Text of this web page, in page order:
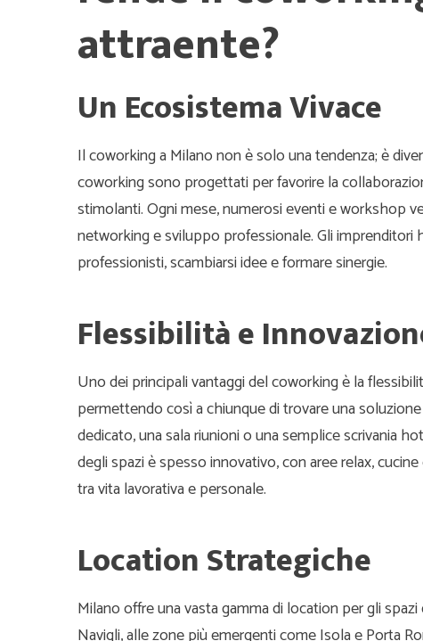
attraente?
Un Ecosistema Vivace
Il coworking a Milano non è solo una tendenza; è
coworking sono progettati per favorire la
stimolanti. Ogni mese, numerosi eventi e workshop
networking e sviluppo professionale. Gli
professionisti, scambiarsi idee e formare sinergie.
Flessibilità e
Uno dei principali vantaggi del coworking è la
permettendo così a chiunque di trovare una
dedicato, una sala riunioni o una semplice scrivania
degli spazi è spesso innovativo, con aree relax,
tra vita lavorativa e personale.
Location Strategiche
Milano offre una vasta gamma di location per gli
Navigli, alle zone più emergenti come Isola e Porta